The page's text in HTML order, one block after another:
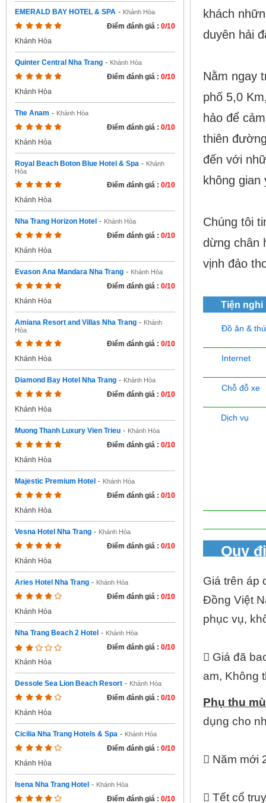
EMERALD BAY HOTEL & SPA - Khánh Hòa
Điểm đánh giá : 0/10
Khánh Hòa
Quinter Central Nha Trang - Khánh Hòa
Điểm đánh giá : 0/10
Khánh Hòa
The Anam - Khánh Hòa
Điểm đánh giá : 0/10
Khánh Hòa
Royal Beach Boton Blue Hotel & Spa - Khánh
Hòa
Điểm đánh giá : 0/10
Khánh Hòa
Nha Trang Horizon Hotel - Khánh Hòa
Điểm đánh giá : 0/10
Khánh Hòa
Evason Ana Mandara Nha Trang - Khánh Hòa
Điểm đánh giá : 0/10
Khánh Hòa
Amiana Resort and Villas Nha Trang - Khánh
Hòa
Điểm đánh giá : 0/10
Khánh Hòa
Diamond Bay Hotel Nha Trang - Khánh Hòa
Điểm đánh giá : 0/10
Khánh Hòa
Muong Thanh Luxury Vien Trieu - Khánh Hòa
Điểm đánh giá : 0/10
Khánh Hòa
Majestic Premium Hotel - Khánh Hòa
Điểm đánh giá : 0/10
Khánh Hòa
Vesna Hotel Nha Trang - Khánh Hòa
Điểm đánh giá : 0/10
Khánh Hòa
Aries Hotel Nha Trang - Khánh Hòa
Điểm đánh giá : 0/10
Khánh Hòa
Nha Trang Beach 2 Hotel - Khánh Hòa
Điểm đánh giá : 0/10
Khánh Hòa
Dessole Sea Lion Beach Resort - Khánh Hòa
Điểm đánh giá : 0/10
Khánh Hòa
Cicilia Nha Trang Hotels & Spa - Khánh Hòa
Điểm đánh giá : 0/10
Khánh Hòa
Isena Nha Trang Hotel - Khánh Hòa
Điểm đánh giá : 0/10
khách
duyên hải
Nằm ngay
phố 5,0
hảo để
thiên
đến với
không
Chúng tôi
dừng chân
vịnh đảo
Tiện nghi
Đồ ăn &
Internet
Chỗ đỗ xe
Dịch vụ
Quy
Giá trên áp
Đồng Việt
phục vụ,
 Giá đã
am, Không
Phụ thu
dụng cho
 Năm mới
 Tết cổ